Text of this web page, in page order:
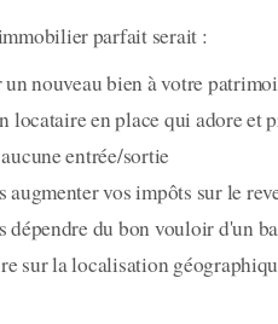
parfait serait :
un nouveau bien à votre
locataire en place qui adore et
entrée/sortie
augmenter vos impôts sur le
dépendre du bon vouloir d'un
sur la localisation